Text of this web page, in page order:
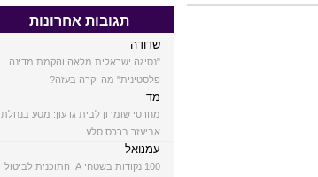
תגובות אחרונות
שדודה
"נסיגה ישראלית מלאה והקמת מדינה
פלסטינית" מה יקרה בעזה?
מד
מחרסי שומרון לבית גדעון: מסע בנחלת
אביעזר ברכס סלע
עמנואל
100 נקודות בשטחי A: התוכנית לביטול